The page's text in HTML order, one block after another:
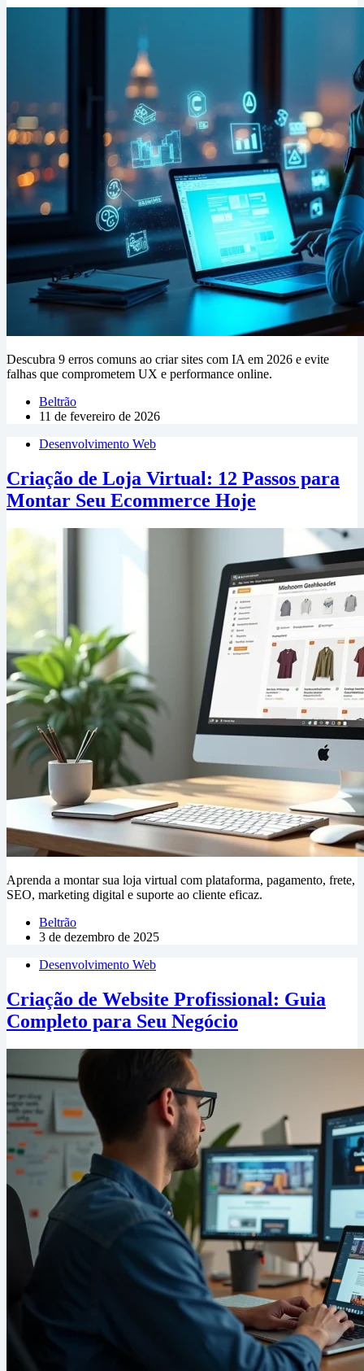
Descubra 9 erros comuns ao criar sites com IA em 2026 e evite
falhas que comprometem UX e performance online.
Beltrão
11 de fevereiro de 2026
Desenvolvimento Web
Criação de Loja Virtual: 12 Passos para
Montar Seu Ecommerce Hoje
Aprenda a montar sua loja virtual com plataforma, pagamento, frete,
SEO, marketing digital e suporte ao cliente eficaz.
Beltrão
3 de dezembro de 2025
Desenvolvimento Web
Criação de Website Profissional: Guia
Completo para Seu Negócio